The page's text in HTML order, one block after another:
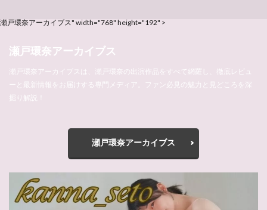
瀬戸環奈アーカイブス" width="768" height="192" >
瀬戸環奈アーカイブス
瀬戸環奈アーカイブスは、瀬戸環奈の出演作品をすべて網羅し、徹底レビュ
ーと最新情報をお届けする専門メディア。ファン必見の魅力と見どころを深
掘り解説！
瀬戸環奈アーカイブス